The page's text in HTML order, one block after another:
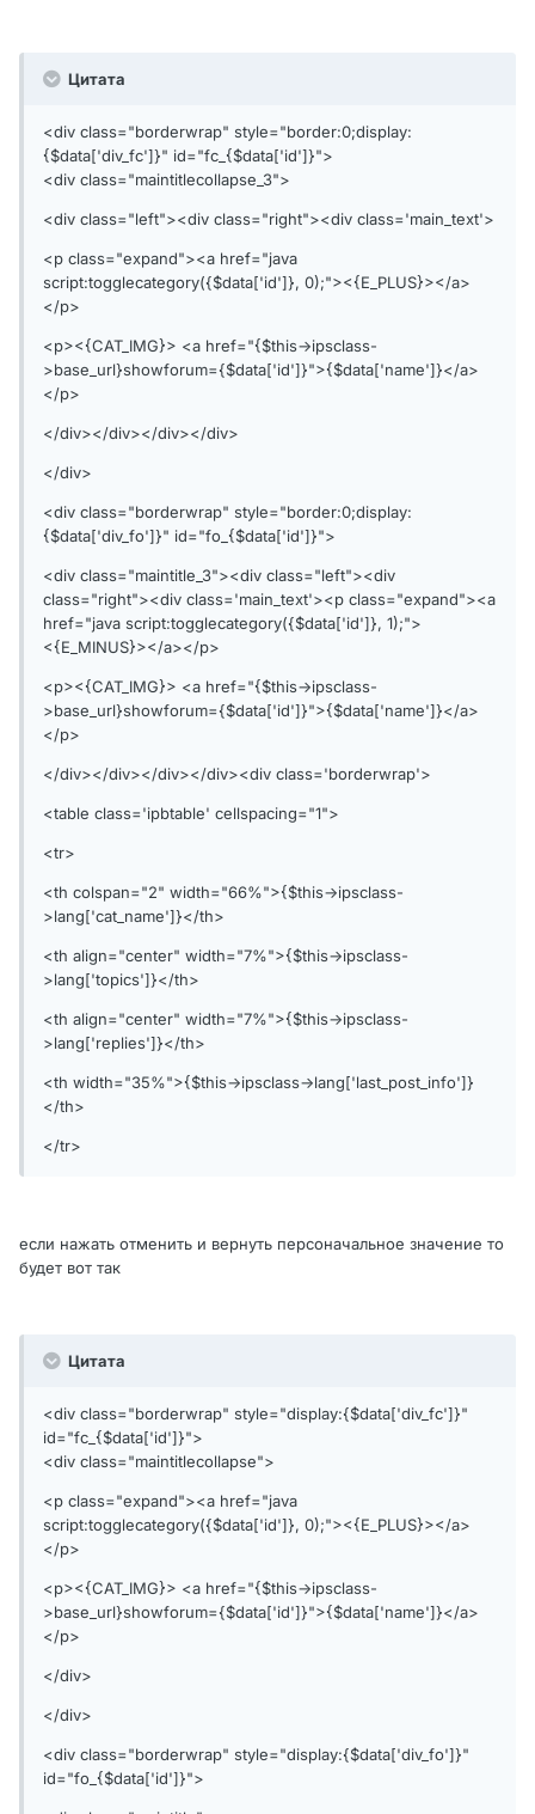
Цитата
<div class="borderwrap" style="border:0;display:
{$data['div_fc']}" id="fc_{$data['id']}">
<div class="maintitlecollapse_3">
<div class="left"><div class="right"><div class='main_text'>
<p class="expand"><a href="java
script:togglecategory({$data['id']}, 0);"><{E_PLUS}></a>
</p>
<p><{CAT_IMG}> <a href="{$this->ipsclass-
>base_url}showforum={$data['id']}">{$data['name']}</a>
</p>
</div></div></div></div>
</div>
<div class="borderwrap" style="border:0;display:
{$data['div_fo']}" id="fo_{$data['id']}">
<div class="maintitle_3"><div class="left"><div
class="right"><div class='main_text'><p class="expand"><a
href="java script:togglecategory({$data['id']}, 1);">
<{E_MINUS}></a></p>
<p><{CAT_IMG}> <a href="{$this->ipsclass-
>base_url}showforum={$data['id']}">{$data['name']}</a>
</p>
</div></div></div></div><div class='borderwrap'>
<table class='ipbtable' cellspacing="1">
<tr>
<th colspan="2" width="66%">{$this->ipsclass-
>lang['cat_name']}</th>
<th align="center" width="7%">{$this->ipsclass-
>lang['topics']}</th>
<th align="center" width="7%">{$this->ipsclass-
>lang['replies']}</th>
<th width="35%">{$this->ipsclass->lang['last_post_info']}
</th>
</tr>
если нажать отменить и вернуть персоначальное значение то
будет вот так
Цитата
<div class="borderwrap" style="display:{$data['div_fc']}"
id="fc_{$data['id']}">
<div class="maintitlecollapse">
<p class="expand"><a href="java
script:togglecategory({$data['id']}, 0);"><{E_PLUS}></a>
</p>
<p><{CAT_IMG}> <a href="{$this->ipsclass-
>base_url}showforum={$data['id']}">{$data['name']}</a>
</p>
</div>
</div>
<div class="borderwrap" style="display:{$data['div_fo']}"
id="fo_{$data['id']}">